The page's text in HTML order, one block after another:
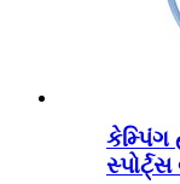
કેમ્પિંગ